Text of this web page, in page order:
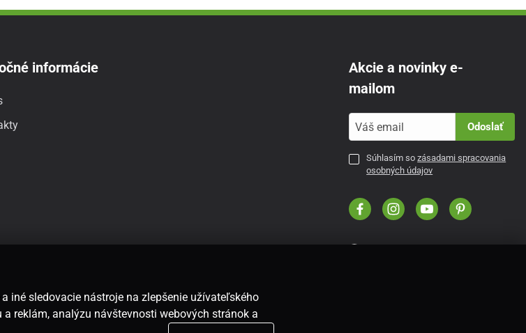
informácie
Akcie a novinky e-
mailom
Odoslať
Súhlasím sozásadami spracovania
osobných údajov
iné sledovacie nástroje na zlepšenie užívateľského
reklám, analýzu návštevnosti webových stránok a